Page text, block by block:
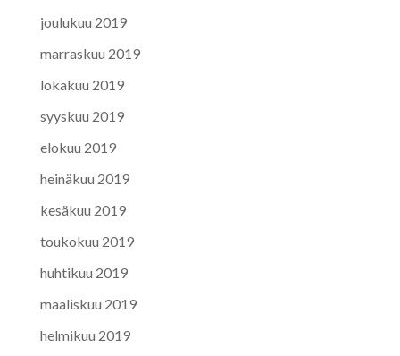
joulukuu 2019
marraskuu 2019
lokakuu 2019
syyskuu 2019
elokuu 2019
heinäkuu 2019
kesäkuu 2019
toukokuu 2019
huhtikuu 2019
maaliskuu 2019
helmikuu 2019